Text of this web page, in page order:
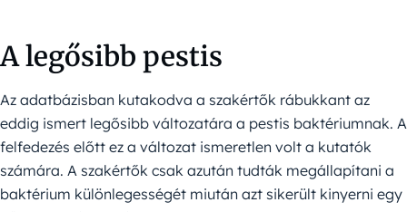
A legősibb pestis
Az adatbázisban kutakodva a szakértők rábukkant az
eddig ismert legősibb változatára a pestis baktériumnak. A
felfedezés előtt ez a változat ismeretlen volt a kutatók
számára. A szakértők csak azután tudták megállapítani a
baktérium különlegességét miután azt sikerült kinyerni egy